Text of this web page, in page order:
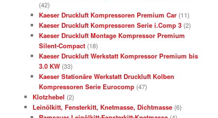
(42)
Kaeser Druckluft Kompressoren Premium Car (11)
Kaeser Druckluft Kompressoren Serie i.Comp 3 (2)
Kaeser Druckluft Montage Kompressor Premium
Silent-Compact (18)
Kaeser Druckluft Werkstatt Kompressor Premium bis
3.0 KW (33)
Kaeser Stationäre Werkstatt Druckluft Kolben
Kompressoren Serie Eurocomp (47)
Klotzhebel (2)
Leinölkitt, Fensterkitt, Knetmasse, Dichtmasse (6)